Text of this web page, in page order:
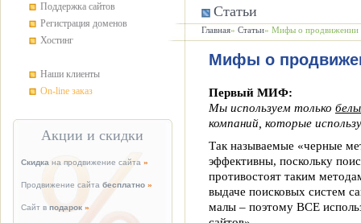
Поддержка сайтов
Регистрация доменов
Хостинг
Наши клиенты
On-line заказ
Статьи
Главная» Статьи» Мифы о продвижении
Мифы о
Первый МИФ:
Мы используем только
компаний, которые
Так называемые «черные
эффективны, поскольку
противостоят таким
выдаче поисковых систем
малы – поэтому ВСЕ
Акции и скидки
Скидка на продвижение сайта »
Продвижение сайта бесплатно »
Сайт в подарок »